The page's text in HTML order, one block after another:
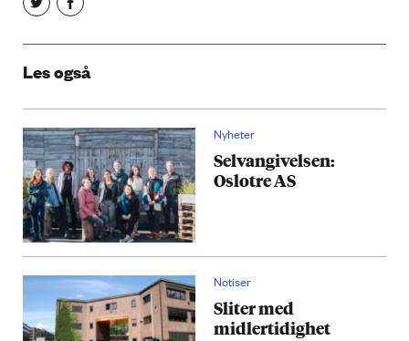
Les også
Nyheter
Selvangivelsen:
Oslotre AS
Notiser
Sliter med
midlertidighet